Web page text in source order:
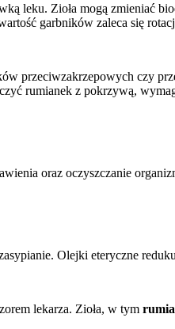
leku. Zioła mogą zmieniać
garbników zaleca się
przeciwzakrzepowych czy
rumianek z pokrzywą,
oraz oczyszczanie
Olejki eteryczne
lekarza. Zioła, w tym